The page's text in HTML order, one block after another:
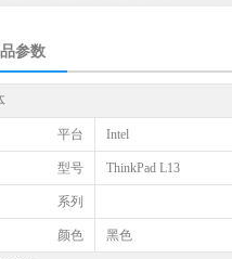
参数
平台 Intel
型号 ThinkPad L13
系列
颜色 黑色